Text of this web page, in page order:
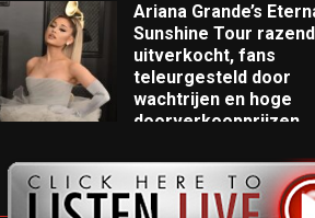
Ariana Grande’s
Sunshine Tour
uitverkocht, fans
teleurgesteld door
wachtrijen en hoge
doorverkoopprijzen